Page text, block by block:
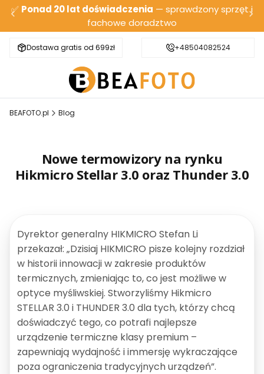
✅ Ponad 20 lat doświadczenia — sprawdzony sprzęt i
fachowe doradztwo
Dostawa gratis od 699zł Bezpieczna wysyłka
+48504082524
BEAFOTO.pl Blog
Nowe termowizory na rynku
Hikmicro Stellar 3.0 oraz Thunder 3.0
Dyrektor generalny HIKMICRO Stefan Li
przekazał: „Dzisiaj HIKMICRO pisze kolejny rozdział
w historii innowacji w zakresie produktów
termicznych, zmieniając to, co jest możliwe w
optyce myśliwskiej. Stworzyliśmy Hikmicro
STELLAR 3.0 i THUNDER 3.0 dla tych, którzy chcą
doświadczyć tego, co potrafi najlepsze
urządzenie termiczne klasy premium –
zapewniają wydajność i immersję wykraczające
poza ograniczenia tradycyjnych urządzeń”.